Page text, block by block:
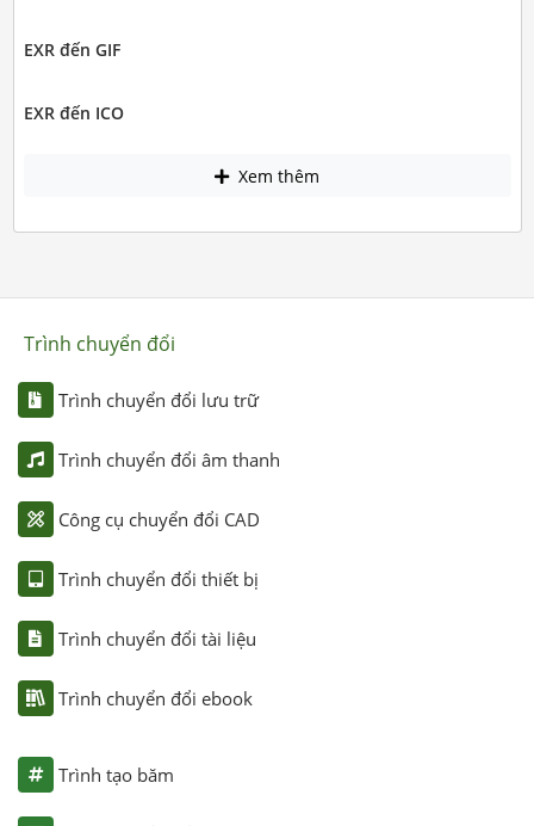
EXR đến GIF
EXR đến ICO
Xem thêm
Trình chuyển đổi
Trình chuyển đổi lưu trữ
Trình chuyển đổi âm thanh
Công cụ chuyển đổi CAD
Trình chuyển đổi thiết bị
Trình chuyển đổi tài liệu
Trình chuyển đổi ebook
Trình tạo băm